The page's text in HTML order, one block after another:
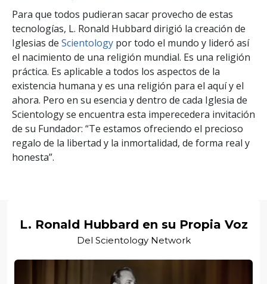
Para que todos pudieran sacar provecho de estas
tecnologías, L. Ronald Hubbard dirigió la creación de
Iglesias de Scientology por todo el mundo y lideró así
el nacimiento de una religión mundial. Es una religión
práctica. Es aplicable a todos los aspectos de la
existencia humana y es una religión para el aquí y el
ahora. Pero en su esencia y dentro de cada Iglesia de
Scientology se encuentra esta imperecedera invitación
de su Fundador: “Te estamos ofreciendo el precioso
regalo de la libertad y la inmortalidad, de forma real y
honesta”.
L. Ronald Hubbard en su Propia Voz
Del Scientology Network